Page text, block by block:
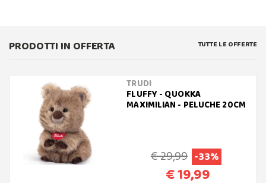
PRODOTTI IN OFFERTA TUTTE LE OFFERTE
TRUDI
FLUFFY - QUOKKA
MAXIMILIAN - PELUCHE 20CM
€ 29,99 -33%
€ 19,99